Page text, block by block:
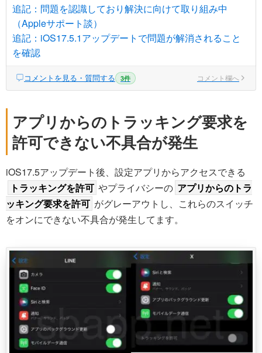
追記：問題を認識しており解決に向けて取り組み中
（Appleサポート談）
追記：iOS17.5.1アップデートで問題が解消されること
を確認
コメントを見る・質問する 3件 コメント欄へ
アプリからのトラッキング要求を
許可できない不具合が発生
iOS17.5アップデート後、設定アプリからアクセスできる
トラッキングを許可 やプライバシーの アプリからのトラ
ッキング要求を許可 がグレーアウトし、これらのスイッチ
をオンにできない不具合が発生してます。